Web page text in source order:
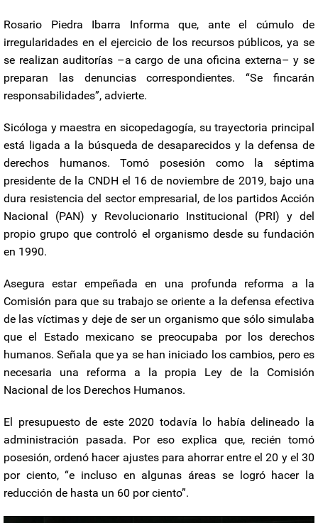
Rosario Piedra Ibarra Informa que, ante el cúmulo de
irregularidades en el ejercicio de los recursos públicos, ya se
se realizan auditorías –a cargo de una oficina externa– y se
preparan las denuncias correspondientes. “Se fincarán
responsabilidades”, advierte.
Sicóloga y maestra en sicopedagogía, su trayectoria principal
está ligada a la búsqueda de desaparecidos y la defensa de
derechos humanos. Tomó posesión como la séptima
presidente de la CNDH el 16 de noviembre de 2019, bajo una
dura resistencia del sector empresarial, de los partidos Acción
Nacional (PAN) y Revolucionario Institucional (PRI) y del
propio grupo que controló el organismo desde su fundación
en 1990.
Asegura estar empeñada en una profunda reforma a la
Comisión para que su trabajo se oriente a la defensa efectiva
de las víctimas y deje de ser un organismo que sólo simulaba
que el Estado mexicano se preocupaba por los derechos
humanos. Señala que ya se han iniciado los cambios, pero es
necesaria una reforma a la propia Ley de la Comisión
Nacional de los Derechos Humanos.
El presupuesto de este 2020 todavía lo había delineado la
administración pasada. Por eso explica que, recién tomó
posesión, ordenó hacer ajustes para ahorrar entre el 20 y el 30
por ciento, “e incluso en algunas áreas se logró hacer la
reducción de hasta un 60 por ciento”.